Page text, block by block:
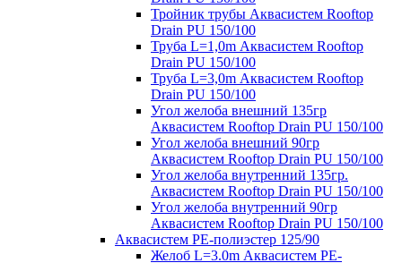
Тройник трубы Аквасистем Rooftop
Drain PU 150/100
Труба L=1,0m Аквасистем Rooftop
Drain PU 150/100
Труба L=3,0m Аквасистем Rooftop
Drain PU 150/100
Угол желоба внешний 135гр
Аквасистем Rooftop Drain PU 150/100
Угол желоба внешний 90гр
Аквасистем Rooftop Drain PU 150/100
Угол желоба внутренний 135гр.
Аквасистем Rooftop Drain PU 150/100
Угол желоба внутренний 90гр
Аквасистем Rooftop Drain PU 150/100
Аквасистем PE-полиэстер 125/90
Желоб L=3.0m Аквасистем PE-